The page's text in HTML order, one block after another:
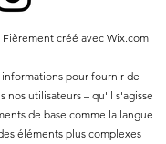
Fièrement créé avec Wix.com
pour fournir de
nos utilisateurs – qu'il s'agisse
de base comme la langue
éléments plus complexes